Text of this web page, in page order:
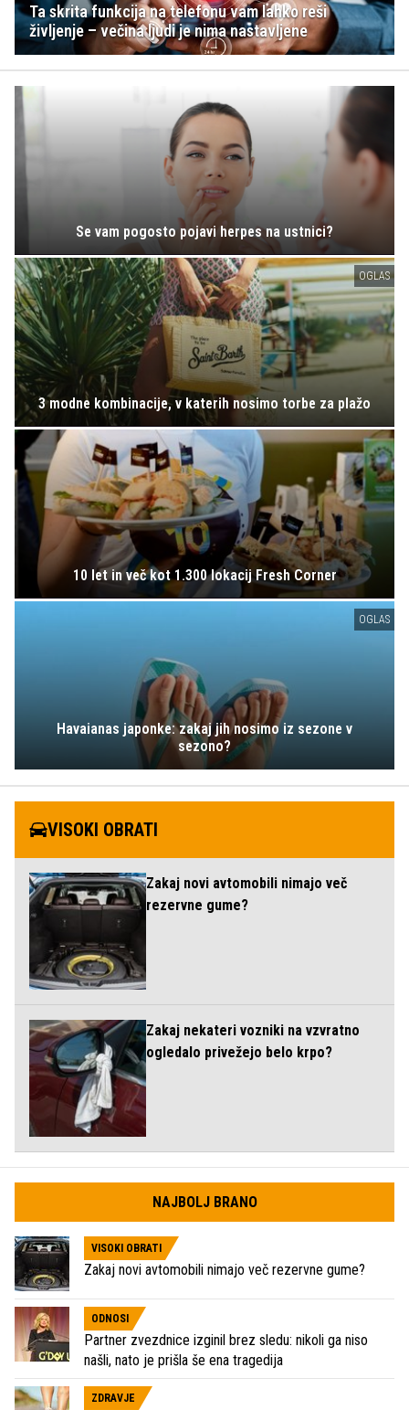
Ta skrita funkcija na telefonu vam lahko reši
življenje – večina ljudi je nima nastavljene
Se vam pogosto pojavi herpes na ustnici?
OGLAS
3 modne kombinacije, v katerih nosimo torbe za plažo
10 let in več kot 1.300 lokacij Fresh Corner
OGLAS
Havaianas japonke: zakaj jih nosimo iz sezone v
sezono?
VISOKI OBRATI
Zakaj novi avtomobili nimajo več
rezervne gume?
Zakaj nekateri vozniki na vzvratno
ogledalo privežejo belo krpo?
NAJBOLJ BRANO
VISOKI OBRATI
Zakaj novi avtomobili nimajo več rezervne gume?
ODNOSI
Partner zvezdnice izginil brez sledu: nikoli ga niso
našli, nato je prišla še ena tragedija
ZDRAVJE